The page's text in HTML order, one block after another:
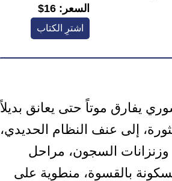
السعر: 16$
اشترِ الكتاب
يفارق موتاً حتى يعانق بديلاً
إلى عنف النظام الحديدي،
السجون، مراحل
بالقسوة، منطوية على